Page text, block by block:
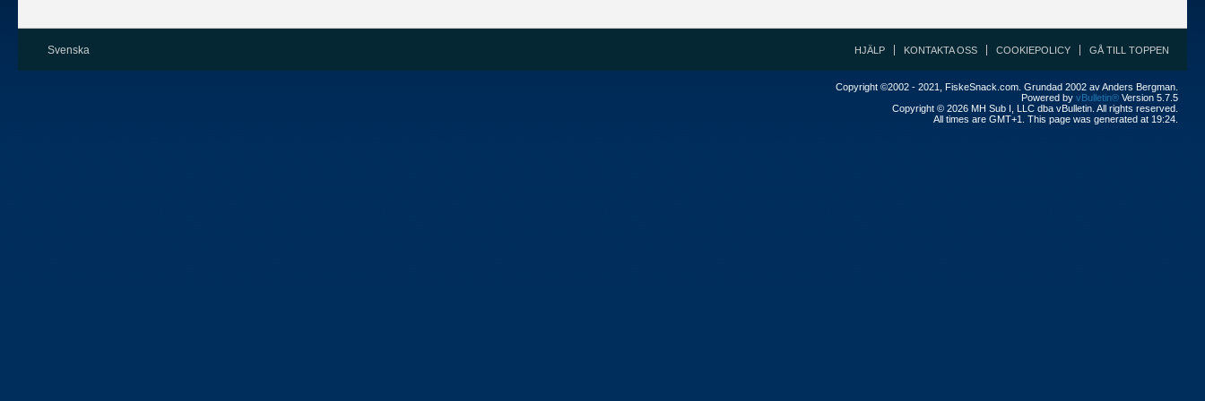
Svenska HJÄLP KONTAKTA OSS COOKIEPOLICY GÅ TILL TOPPEN
Copyright ©2002 - 2021, FiskeSnack.com. Grundad 2002 av Anders Bergman.
Powered by vBulletin® Version 5.7.5
Copyright © 2026 MH Sub I, LLC dba vBulletin. All rights reserved.
All times are GMT+1. This page was generated at 19:24.